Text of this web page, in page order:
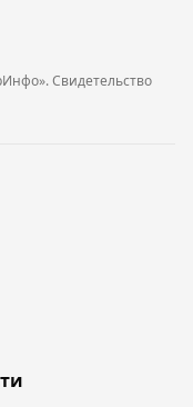
Cвидетельство